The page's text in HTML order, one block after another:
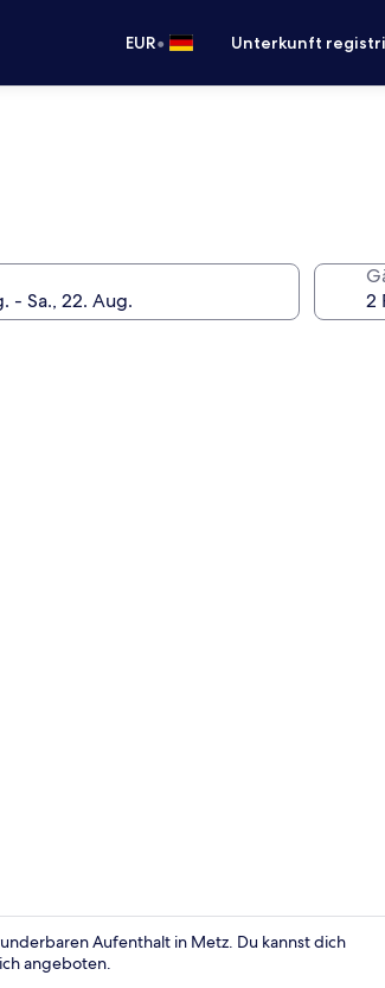
EUR• Unterkunft
Aufenthalt in Metz. Du kannst dich
angeboten.